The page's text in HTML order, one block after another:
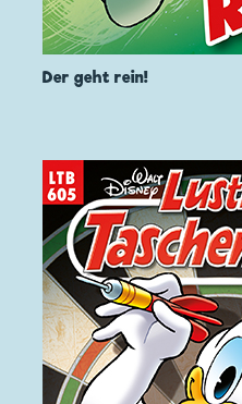
Der geht rein!